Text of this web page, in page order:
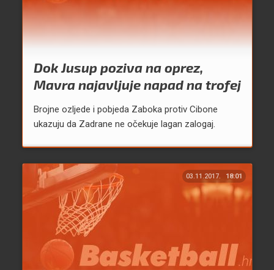
Dok Jusup poziva na oprez,
Mavra najavljuje napad na trofej
Brojne ozljede i pobjeda Zaboka protiv Cibone
ukazuju da Zadrane ne očekuje lagan zalogaj.
03.11.2017. 18:01